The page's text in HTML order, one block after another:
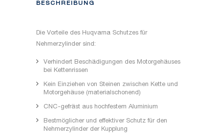
BESCHREIBUNG
Die Vorteile des Huqvarna Schutzes für
Nehmerzylinder sind:
Verhindert Beschädigungen des Motorgehäuses
bei Kettenrissen
Kein Einziehen von Steinen zwischen Kette und
Motorgehäuse (materialschonend)
CNC-gefräst aus hochfestem Aluminium
Bestmöglicher und effektiver Schutz für den
Nehmerzylinder der Kupplung